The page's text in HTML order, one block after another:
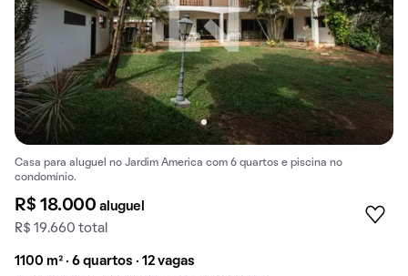
Casa para aluguel no Jardim America com 6 quartos e piscina no
condomínio.
R$ 18.000aluguel
R$ 19.660 total
1100 m² · 6 quartos · 12 vagas